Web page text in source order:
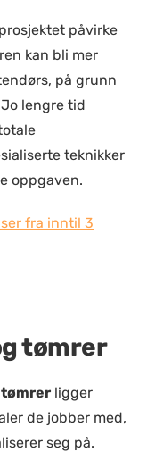
påvirke
kan bli mer
på grunn
lengre tid
teknikker
oppgaven.
fra inntil 3
tømrer
tømrer ligger
de jobber med,
seg på.